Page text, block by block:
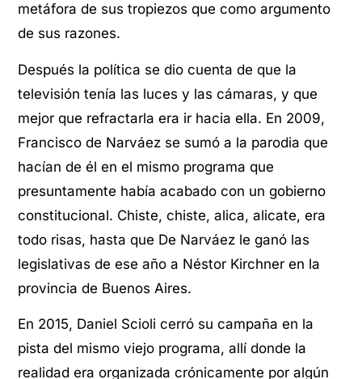
metáfora de sus tropiezos que como argumento
de sus razones.
Después la política se dio cuenta de que la
televisión tenía las luces y las cámaras, y que
mejor que refractarla era ir hacia ella. En 2009,
Francisco de Narváez se sumó a la parodia que
hacían de él en el mismo programa que
presuntamente había acabado con un gobierno
constitucional. Chiste, chiste, alica, alicate, era
todo risas, hasta que De Narváez le ganó las
legislativas de ese año a Néstor Kirchner en la
provincia de Buenos Aires.
En 2015, Daniel Scioli cerró su campaña en la
pista del mismo viejo programa, allí donde la
realidad era organizada crónicamente por algún